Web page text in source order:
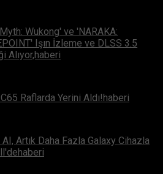
Wukong' ve 'NARAKA:
Işın İzleme ve DLSS 3.5
Alıyor,haberi
C65 Raflarda Yerini Aldı!haberi
AI, Artık Daha Fazla Galaxy Cihazla